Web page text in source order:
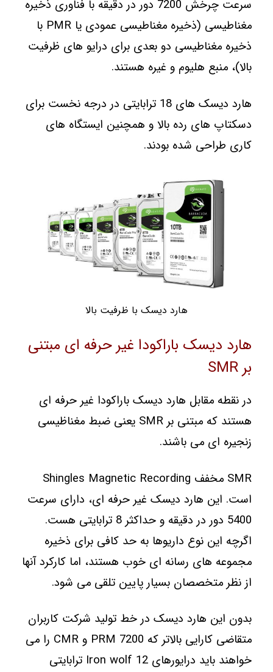
سرعت چرخش 7200 دور در دقیقه با فناوری ذخیره
مغناطیسی (ذخیره مغناطیسی عمودی یا PMR با
ذخیره مغناطیسی دو بعدی برای درایو های ظرفیت
بالا)، منبع هلیوم و غیره هستند.
هارد دیسک های 18 ترابایتی در درجه نخست برای
دسکتاپ های رده بالا و همچنین ایستگاه های
کاری طراحی شده بودند.
هارد دیسک با ظرفیت بالا
هارد دیسک باراکودا غیر حرفه ای مبتنی
بر SMR
در نقطه مقابل هارد دیسک باراکودا غیر حرفه ای
هستند که مبتنی بر SMR یعنی ضبط مغناظیسی
زنجیره ای می باشند.
SMR مخفف Shingles Magnetic Recording
است. این هارد دیسک غیر حرفه ای، دارای سرعت
5400 دور در دقیقه و حداکثر 8 ترابایتی هست.
اگرچه این نوع داریوها به حد کافی برای ذخیره
مجموعه های رسانه ای خوب هستند، اما کارکرد آنها
از نظر متخصصان بسیار پایین تلقی می شود.
بدون این هارد دیسک در خط تولید شرکت کاربران
متقاضی کارایی بالاتر که 7200 PRM و CMR را می
خواهند باید درایورهای Iron wolf 12 ترابایتی